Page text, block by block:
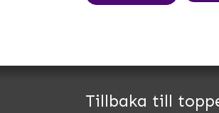
Telefon0511-34 66 60
Tillbaka till